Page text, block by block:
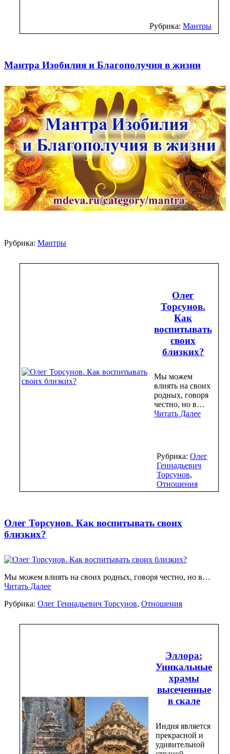
Рубрика: Мантры
Мантра Изобилия и Благополучия в жизни
Рубрика: Мантры
Олег
Торсунов.
Как
воспитывать
своих
близких?
Мы можем
влиять на своих
родных, говоря
честно, но в…
Читать Далее
Рубрика: Олег
Геннадьевич
Торсунов,
Отношения
Олег Торсунов. Как воспитывать своих
близких?
Мы можем влиять на своих родных, говоря честно, но в…
Читать Далее
Рубрика: Олег Геннадьевич Торсунов, Отношения
Эллора:
Уникальные
храмы
высеченные
в скале
Индия является
прекрасной и
удивительной